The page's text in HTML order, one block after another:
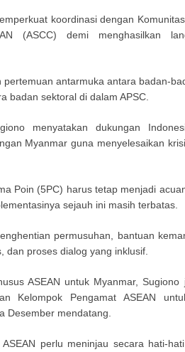
koordinasi dengan
(ASCC) demi menghasilkan
antarmuka antara badan-
badan sektoral di dalam APSC.
menyatakan dukungan
Myanmar guna menyelesaikan
Poin (5PC) harus tetap menjadi
sejauh ini masih terbatas.
permusuhan, bantuan
dan proses dialog yang inklusif.
ASEAN untuk Myanmar,
Kelompok Pengamat ASEAN
Desember mendatang.
perlu meninjau secara hati-